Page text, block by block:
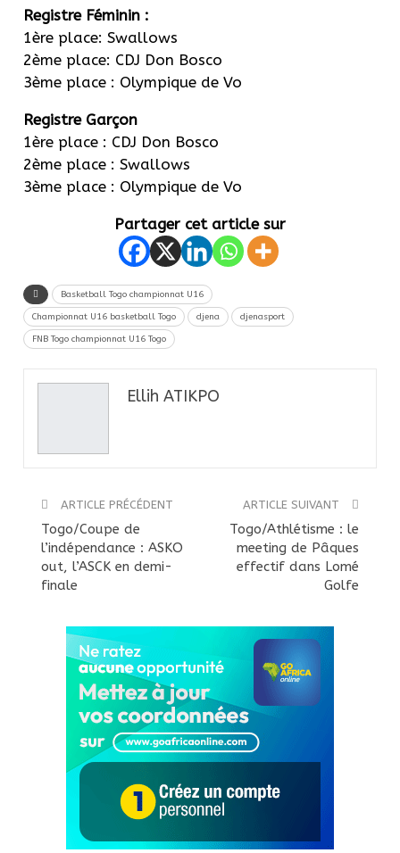
Registre Féminin :
1ère place: Swallows
2ème place: CDJ Don Bosco
3ème place : Olympique de Vo
Registre Garçon
1ère place : CDJ Don Bosco
2ème place : Swallows
3ème place : Olympique de Vo
Partager cet article sur
Basketball Togo championnat U16
Championnat U16 basketball Togo djena djenasport
FNB Togo championnat U16 Togo
Ellih ATIKPO
ARTICLE PRÉCÉDENT
Togo/Coupe de
l’indépendance : ASKO
out, l’ASCK en demi-
finale
ARTICLE SUIVANT
Togo/Athlétisme : le
meeting de Pâques
effectif dans Lomé
Golfe